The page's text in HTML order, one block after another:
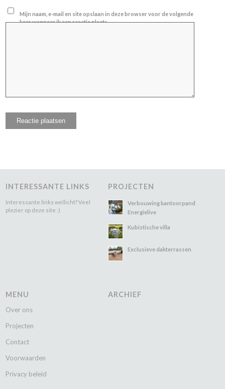
Mijn naam, e-mail en site opslaan in deze browser voor de volgende
keer wanneer ik een reactie plaats.
INTERESSANTE LINKS
Interessante links wellicht? Veel
plezier op deze site :)
PROJECTEN
Verbouwing kantoorpand
Energielive
Kubistische villa
Exclusieve dakterrassen
MENU
Over ons
Projecten
Contact
Voorwaarden
Privacy beleid
ARCHIEF